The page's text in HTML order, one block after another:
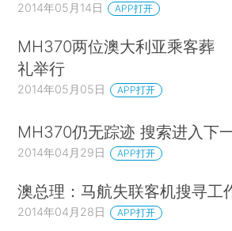
2014年05月14日 APP打开
MH370两位澳大利亚乘客葬
礼举行
2014年05月05日 APP打开
MH370仍无踪迹 搜索进入下
2014年04月29日 APP打开
澳总理：马航失联客机搜寻工
2014年04月28日 APP打开